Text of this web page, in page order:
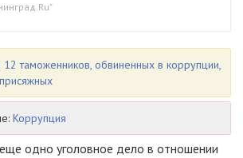
12 таможенников, обвиненных в коррупции,
Коррупция
одно уголовное дело в отношении